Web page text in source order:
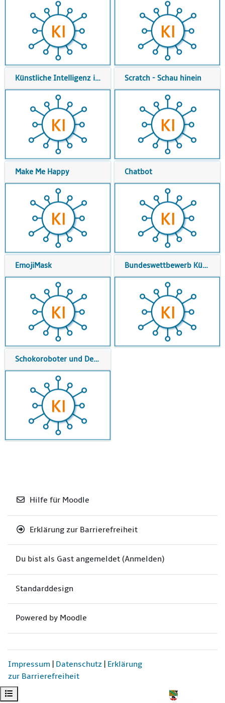
Kursindex öffnen
Künstliche Intelligenz in der Schule Scratch - Schau hinein
Make Me Happy Chatbot
EmojiMask Bundeswettbewerb Künstliche Intelligenz
Schokoroboter und Deepfakes
Hilfe für Moodle
Erklärung zur Barrierefreiheit
Du bist als Gast angemeldet (Anmelden)
Standarddesign
Powered by Moodle
Impressum Datenschutz Erklärung
zur Barrierefreiheit